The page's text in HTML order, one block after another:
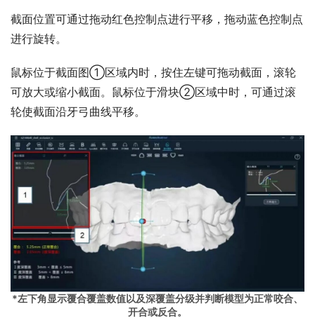
截面位置可通过拖动红色控制点进行平移，拖动蓝色控制点
进行旋转。
鼠标位于截面图①区域内时，按住左键可拖动截面，滚轮
可放大或缩小截面。鼠标位于滑块②区域中时，可通过滚
轮使截面沿牙弓曲线平移。
*左下角显示覆合覆盖数值以及深覆盖分级并判断模型为正常咬合、
开合或反合。